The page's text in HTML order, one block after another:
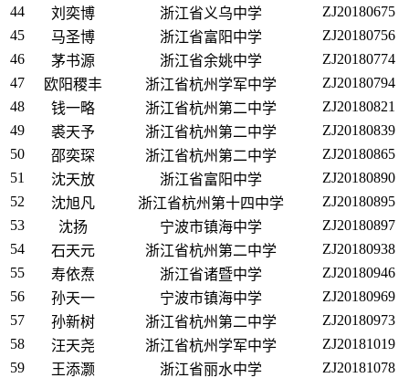
44 刘奕博 浙江省义乌中学
ZJ20180675
45
马圣博 浙江省富阳中学
ZJ20180756
46
茅书源 浙江省余姚中学
ZJ20180774
47
欧阳稷丰 浙江省杭州学军中学
ZJ20180794
48
钱一略 浙江省杭州第二中学
ZJ20180821
49
裘天予 浙江省杭州第二中学
ZJ20180839
50
邵奕琛 浙江省杭州第二中学
ZJ20180865
51
沈天放 浙江省富阳中学
ZJ20180890
52
沈旭凡 浙江省杭州第十四中学
ZJ20180895
53
沈扬 宁波市镇海中学
ZJ20180897
54
石天元 浙江省杭州第二中学
ZJ20180938
55
寿依焘 浙江省诸暨中学
ZJ20180946
56
孙天一 宁波市镇海中学
ZJ20180969
57
孙新树 浙江省杭州第二中学
ZJ20180973
58
汪天尧 浙江省杭州学军中学
ZJ20181019
59
王添灏 浙江省丽水中学
ZJ20181078